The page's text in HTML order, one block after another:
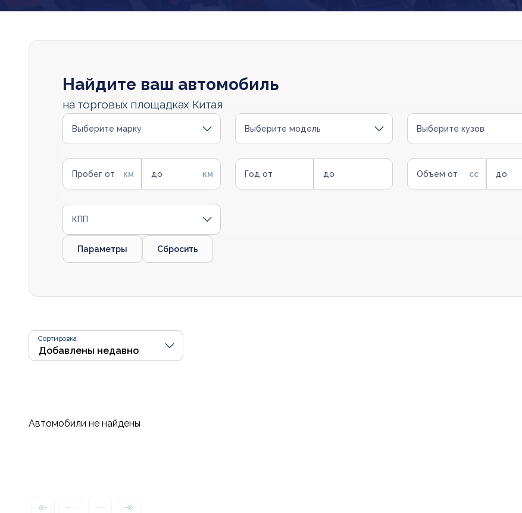
Найдите ваш автомобиль
на торговых площадках Китая
Выберите марку Выберите модель Выберите кузов
Пробег от до Год от до Объем от до
КПП
Параметры Сбросить
Сортировка
Автомобили не найдены